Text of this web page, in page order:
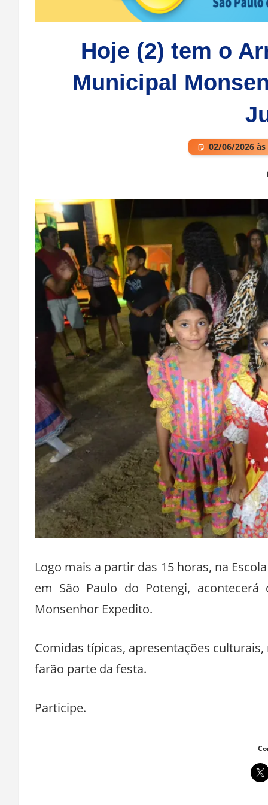
Hoje (2) tem o
Municipal
02/06/2026 às
Logo mais a partir das 15 horas, na
em São Paulo do Potengi,
Monsenhor Expedito.
Comidas típicas, apresentações
farão parte da festa.
Participe.